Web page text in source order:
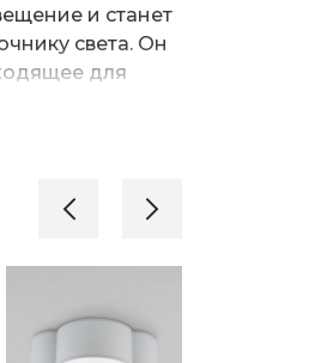
и станет
света. Он
для
ламп
и пластика